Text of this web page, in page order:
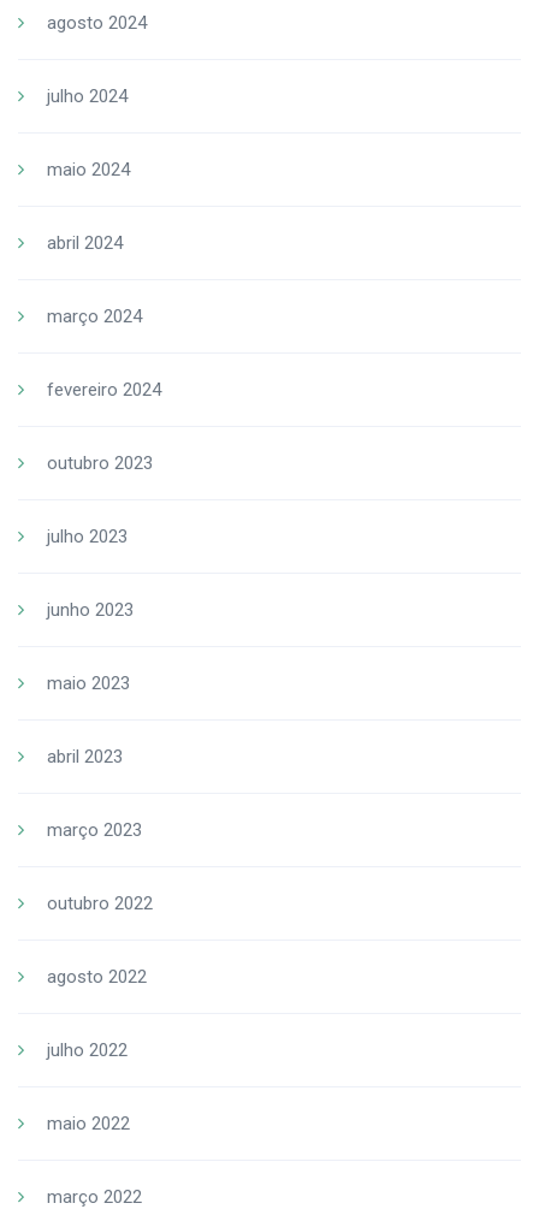
agosto 2024
julho 2024
maio 2024
abril 2024
março 2024
fevereiro 2024
outubro 2023
julho 2023
junho 2023
maio 2023
abril 2023
março 2023
outubro 2022
agosto 2022
julho 2022
maio 2022
março 2022